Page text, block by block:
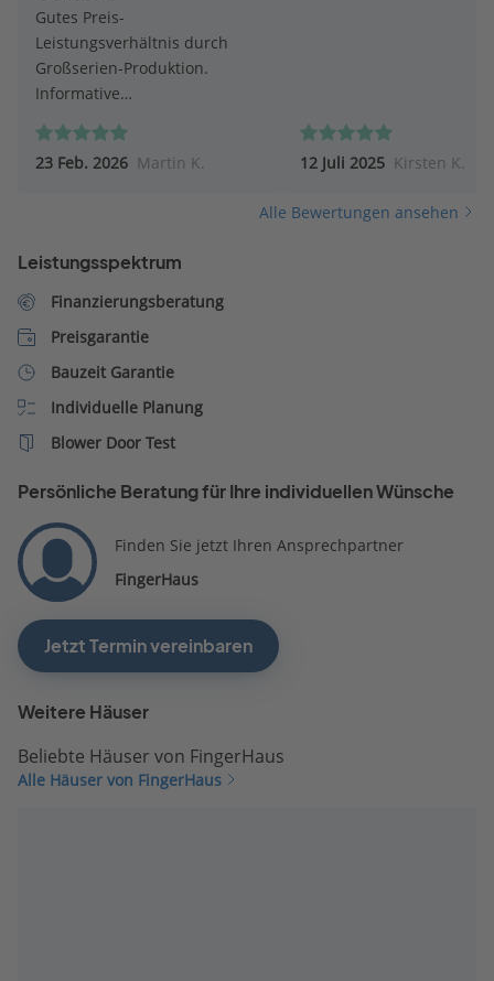
Gutes Preis-
Leistungsverhältnis durch
Großserien-Produktion.
Informative
23 Feb. 2026 Martin K. 12 Juli 2025 Kirsten K.
Alle Bewertungen ansehen
Leistungsspektrum
Finanzierungsberatung
Preisgarantie
Bauzeit Garantie
Individuelle Planung
Blower Door Test
Persönliche Beratung für Ihre individuellen Wünsche
Finden Sie jetzt Ihren Ansprechpartner
FingerHaus
Jetzt Termin vereinbaren
Weitere Häuser
Beliebte Häuser von FingerHaus
Alle Häuser von FingerHaus